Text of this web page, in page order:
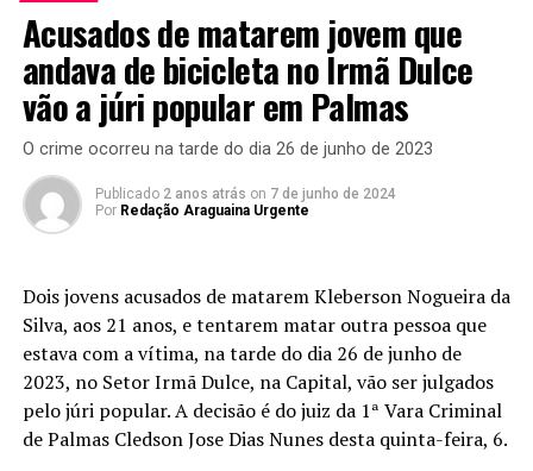
Acusados de matarem jovem que
andava de bicicleta no Irmã Dulce
vão a júri popular em Palmas
O crime ocorreu na tarde do dia 26 de junho de 2023
Publicado 2 anos atrás on 7 de junho de 2024
Por Redação Araguaina Urgente
Dois jovens acusados de matarem Kleberson Nogueira da
Silva, aos 21 anos, e tentarem matar outra pessoa que
estava com a vítima, na tarde do dia 26 de junho de
2023, no Setor Irmã Dulce, na Capital, vão ser julgados
pelo júri popular. A decisão é do juiz da 1ª Vara Criminal
de Palmas Cledson Jose Dias Nunes desta quinta-feira, 6.